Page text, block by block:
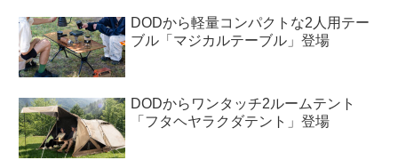
DODから軽量コンパクトな2人用テー
ブル「マジカルテーブル」登場
DODからワンタッチ2ルームテント
「フタヘヤラクダテント」登場